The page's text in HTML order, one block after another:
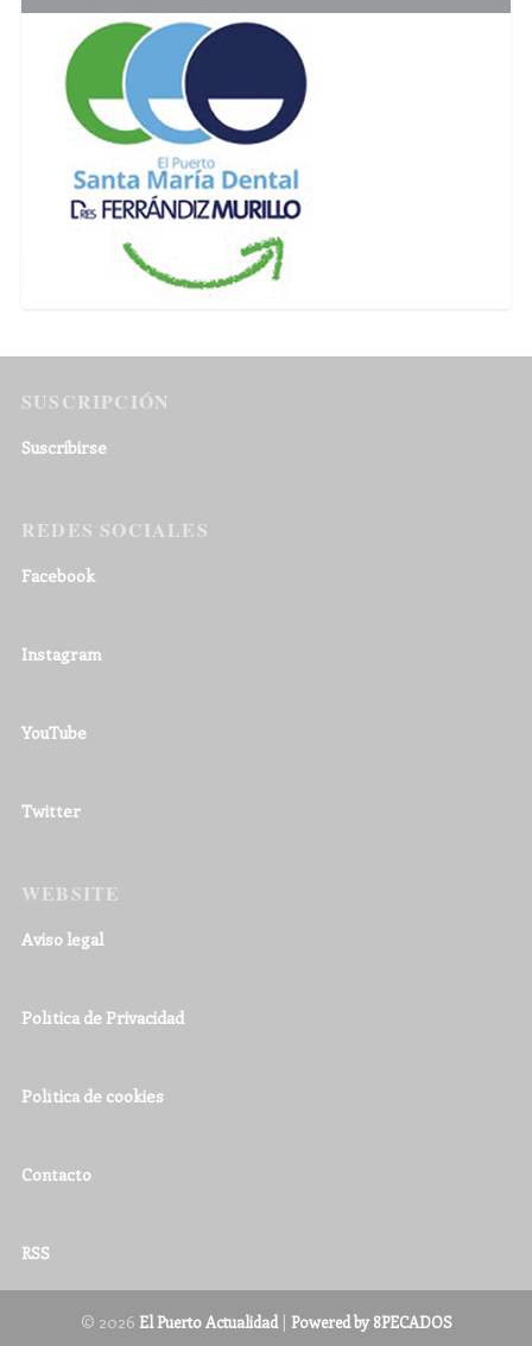
SUSCRIPCIÓN
Suscribirse
REDES SOCIALES
Facebook
Instagram
YouTube
Twitter
WEBSITE
Aviso legal
Política de Privacidad
Política de cookies
Contacto
RSS
© 2026 El Puerto Actualidad| Powered by 8PECADOS